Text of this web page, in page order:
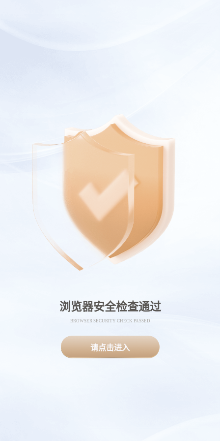
浏览器安全检查通过
BROWSER SECURITY CHECK PASSED
请点击进入